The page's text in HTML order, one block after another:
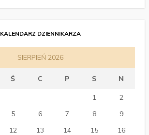
KALENDARZ DZIENNIKARZA
SIERPIEŃ 2026
Ś C P S N
1
2
5 6 7 8
9
12 13 14 15
16